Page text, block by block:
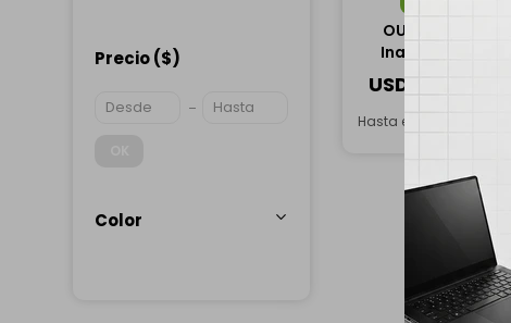
OUTLET -
Inalámbricos JBL
USD
Hasta en 12 cuotas de
Precio($)
Color